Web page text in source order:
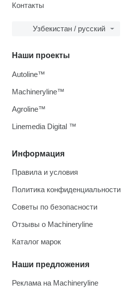
Контакты
Узбекистан / русский
Информация
Правила и условия
Политика конфиденциальности
Советы по безопасности
Отзывы о Machineryline
Каталог марок
Наши предложения
Реклама на Machineryline
Наши проекты
Autoline™
Machineryline™
Agroline™
Linemedia Digital ™